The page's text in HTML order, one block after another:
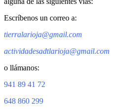
Escríbenos un correo a:
tierralarioja@gmail.com
actividadesadtlarioja@gmail.com
o llámanos:
941 89 41 72
648 860 299